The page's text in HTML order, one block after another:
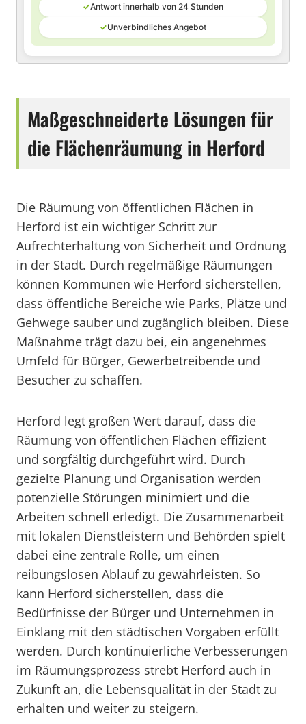
✓Antwort innerhalb von 24 Stunden
✓Unverbindliches Angebot
Maßgeschneiderte Lösungen für
die Flächenräumung in Herford
Die Räumung von öffentlichen Flächen in
Herford ist ein wichtiger Schritt zur
Aufrechterhaltung von Sicherheit und Ordnung
in der Stadt. Durch regelmäßige Räumungen
können Kommunen wie Herford sicherstellen,
dass öffentliche Bereiche wie Parks, Plätze und
Gehwege sauber und zugänglich bleiben. Diese
Maßnahme trägt dazu bei, ein angenehmes
Umfeld für Bürger, Gewerbetreibende und
Besucher zu schaffen.
Herford legt großen Wert darauf, dass die
Räumung von öffentlichen Flächen effizient
und sorgfältig durchgeführt wird. Durch
gezielte Planung und Organisation werden
potenzielle Störungen minimiert und die
Arbeiten schnell erledigt. Die Zusammenarbeit
mit lokalen Dienstleistern und Behörden spielt
dabei eine zentrale Rolle, um einen
reibungslosen Ablauf zu gewährleisten. So
kann Herford sicherstellen, dass die
Bedürfnisse der Bürger und Unternehmen in
Einklang mit den städtischen Vorgaben erfüllt
werden. Durch kontinuierliche Verbesserungen
im Räumungsprozess strebt Herford auch in
Zukunft an, die Lebensqualität in der Stadt zu
erhalten und weiter zu steigern.